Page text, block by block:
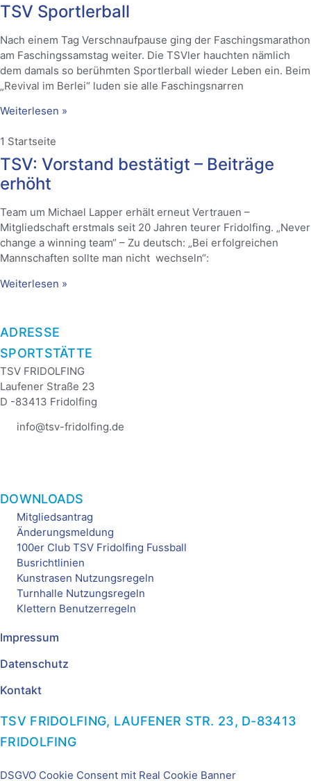
TSV Sportlerball
Nach einem Tag Verschnaufpause ging der Faschingsmarathon
am Faschingssamstag weiter. Die TSVler hauchten nämlich
dem damals so berühmten Sportlerball wieder Leben ein. Beim
„Revival im Berlei“ luden sie alle Faschingsnarren
Weiterlesen »
1 Startseite
TSV: Vorstand bestätigt – Beiträge
erhöht
Team um Michael Lapper erhält erneut Vertrauen –
Mitgliedschaft erstmals seit 20 Jahren teurer Fridolfing. „Never
change a winning team“ – Zu deutsch: „Bei erfolgreichen
Mannschaften sollte man nicht wechseln“:
Weiterlesen »
ADRESSE
SPORTSTÄTTE
TSV FRIDOLFING
Laufener Straße 23
D -83413 Fridolfing
info@tsv-fridolfing.de
DOWNLOADS
Mitgliedsantrag
Änderungsmeldung
100er Club TSV Fridolfing Fussball
Busrichtlinien
Kunstrasen Nutzungsregeln
Turnhalle Nutzungsregeln
Klettern Benutzerregeln
Impressum
Datenschutz
Kontakt
TSV FRIDOLFING, LAUFENER STR. 23, D-83413
FRIDOLFING
DSGVO Cookie Consent mit Real Cookie Banner